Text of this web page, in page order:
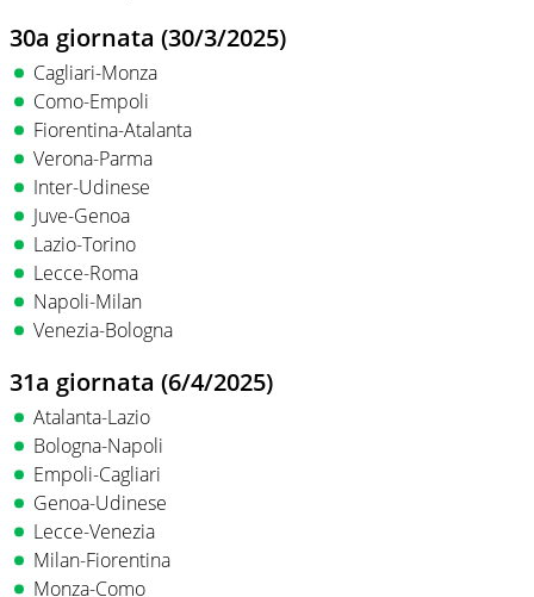
30a giornata (30/3/2025)
Cagliari-Monza
Como-Empoli
Fiorentina-Atalanta
Verona-Parma
Inter-Udinese
Juve-Genoa
Lazio-Torino
Lecce-Roma
Napoli-Milan
Venezia-Bologna
31a giornata (6/4/2025)
Atalanta-Lazio
Bologna-Napoli
Empoli-Cagliari
Genoa-Udinese
Lecce-Venezia
Milan-Fiorentina
Monza-Como